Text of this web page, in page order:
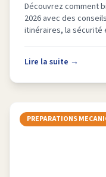
Découvrez comment
2026 avec des
itinéraires, la sécurité
Lire la suite →
PREPARATIONS